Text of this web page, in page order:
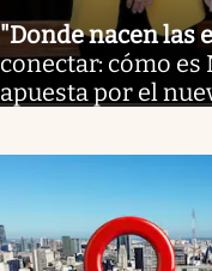
"Donde nacen las
conectar: cómo
apuesta por el